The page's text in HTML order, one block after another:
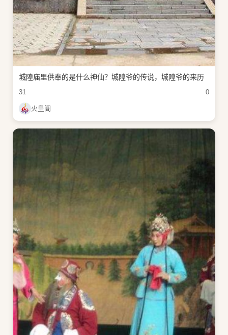
城隍庙里供奉的是什么神仙？城隍爷的传说，城隍爷的来历
31 0
火皇阁